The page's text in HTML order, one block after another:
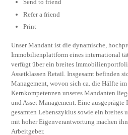
Send to friend
Refer a friend
Print
Unser Mandant ist die dynamische,
Immobilienplattform eines international
verfügt über ein breites
Assetklassen Retail. Insgesamt befinden
Management, wovon sich ca. die Hälfte
Kernkompetenzen unseres Mandanten
und Asset Management. Eine
gesamten Lebenszyklus sowie ein breites
mit hoher Eigenverantwortung machen
Arbeitgeber.